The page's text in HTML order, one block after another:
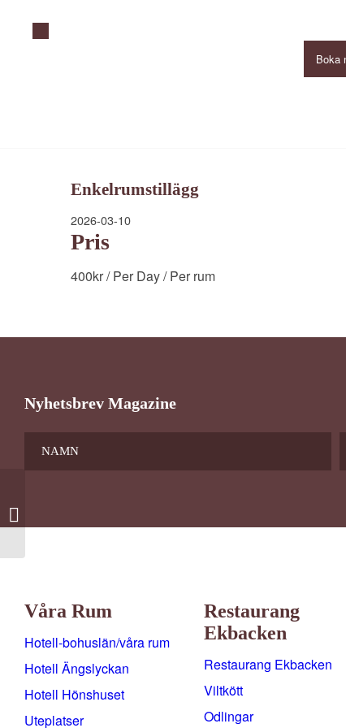
Boka
Enkelrumstillägg
2026-03-10
Pris
400kr/ Per Day/ Per rum
Våra Rum
Hotell-bohuslän/våra rum
Hotell Ängslyckan
Hotell Hönshuset
Uteplatser
Restaurang
Ekbacken
Restaurang Ekbacken
Viltkött
Odlingar
Nyhetsbrev Magazine